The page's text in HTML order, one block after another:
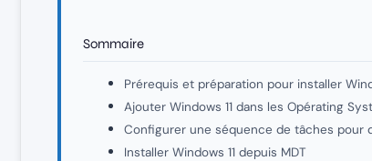
Sommaire
Prérequis et préparation pour installer
Ajouter Windows 11 dans les Opérating
Configurer une séquence de tâches pour
Installer Windows 11 depuis MDT